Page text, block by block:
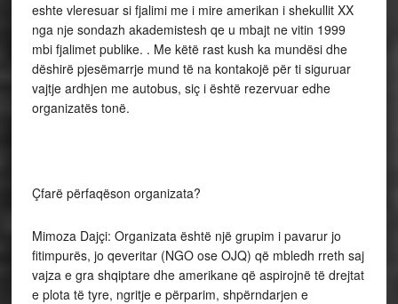
eshte vleresuar si fjalimi me i mire amerikan i shekullit XX
nga nje sondazh akademistesh qe u mbajt ne vitin 1999
mbi fjalimet publike. . Me këtë rast kush ka mundësi dhe
dëshirë pjesëmarrje mund të na kontakojë për ti siguruar
vajtje ardhjen me autobus, siç i është rezervuar edhe
organizatës tonë.
Çfarë përfaqëson organizata?
Mimoza Dajçi: Organizata është një grupim i pavarur jo
fitimpurës, jo qeveritar (NGO ose OJQ) që mbledh rreth saj
vajza e gra shqiptare dhe amerikane që aspirojnë të drejtat
e plota të tyre, ngritje e përparim, shpërndarjen e